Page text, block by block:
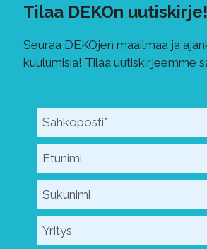
Tilaa DEKOn uutiskirje!
Seuraa DEKOjen maailmaa ja
kuulumisia! Tilaa uutiskirjeemme